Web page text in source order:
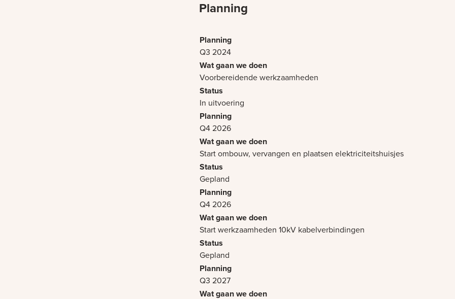
Planning
Q3 2024
Voorbereidende werkzaamheden
In uitvoering
Q4 2026
Start ombouw, vervangen en plaatsen elektriciteitshuisjes
Gepland
Q4 2026
Start werkzaamheden 10kV kabelverbindingen
Gepland
Q3 2027